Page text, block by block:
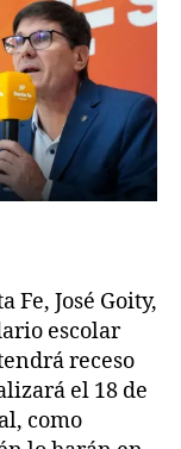
Fe, José Goity,
escolar
receso
el 18 de
como